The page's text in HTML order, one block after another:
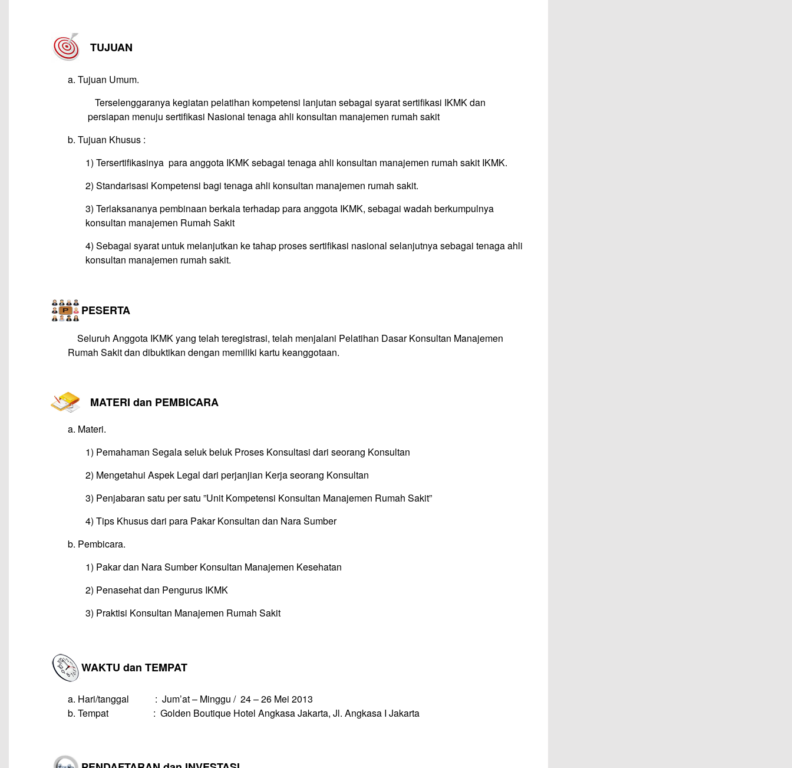
TUJUAN
a. Tujuan Umum.
Terselenggaranya kegiatan pelatihan kompetensi lanjutan sebagai syarat sertifikasi IKMK dan
persiapan menuju sertifikasi Nasional tenaga ahli konsultan manajemen rumah sakit
b. Tujuan Khusus :
1) Tersertifikasinya para anggota IKMK sebagai tenaga ahli konsultan manajemen rumah sakit IKMK.
2) Standarisasi Kompetensi bagi tenaga ahli konsultan manajemen rumah sakit.
3) Terlaksananya pembinaan berkala terhadap para anggota IKMK, sebagai wadah berkumpulnya
konsultan manajemen Rumah Sakit
4) Sebagai syarat untuk melanjutkan ke tahap proses sertifikasi nasional selanjutnya sebagai tenaga ahli
konsultan manajemen rumah sakit.
PESERTA
Seluruh Anggota IKMK yang telah teregistrasi, telah menjalani Pelatihan Dasar Konsultan Manajemen
Rumah Sakit dan dibuktikan dengan memiliki kartu keanggotaan.
MATERI dan PEMBICARA
a. Materi.
1) Pemahaman Segala seluk beluk Proses Konsultasi dari seorang Konsultan
2) Mengetahui Aspek Legal dari perjanjian Kerja seorang Konsultan
3) Penjabaran satu per satu ”Unit Kompetensi Konsultan Manajemen Rumah Sakit”
4) Tips Khusus dari para Pakar Konsultan dan Nara Sumber
b. Pembicara.
1) Pakar dan Nara Sumber Konsultan Manajemen Kesehatan
2) Penasehat dan Pengurus IKMK
3) Praktisi Konsultan Manajemen Rumah Sakit
WAKTU dan TEMPAT
a. Hari/tanggal : Jum’at – Minggu / 24 – 26 Mei 2013
b. Tempat : Golden Boutique Hotel Angkasa Jakarta, Jl. Angkasa I Jakarta